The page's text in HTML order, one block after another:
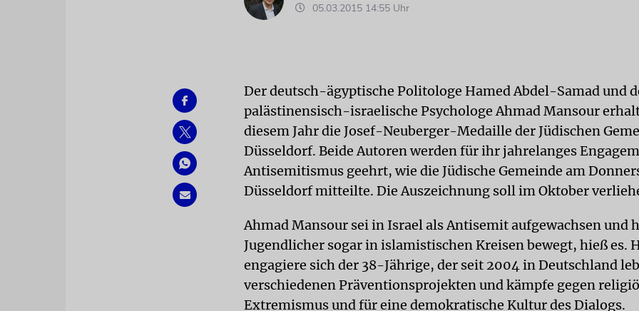
05.03.2015 14:55 Uhr
Der deutsch-ägyptische Politologe Hamed Abdel-Samad und
palästinensisch-israelische Psychologe Ahmad Mansour
diesem Jahr die Josef-Neuberger-Medaille der Jüdischen
Düsseldorf. Beide Autoren werden für ihr jahrelanges
Antisemitismus geehrt, wie die Jüdische Gemeinde am
Düsseldorf mitteilte. Die Auszeichnung soll im Oktober
Ahmad Mansour sei in Israel als Antisemit aufgewachsen und
Jugendlicher sogar in islamistischen Kreisen bewegt, hieß es.
engagiere sich der 38-Jährige, der seit 2004 in Deutschland
verschiedenen Präventionsprojekten und kämpfe gegen
Extremismus und für eine demokratische Kultur des Dialogs.